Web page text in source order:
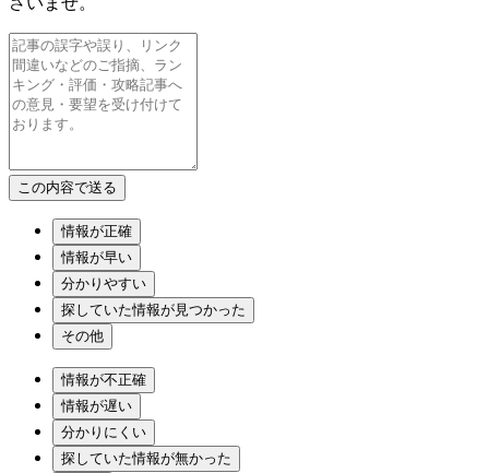
情報が正確
情報が早い
分かりやすい
探していた情報が見つかった
その他
情報が不正確
情報が遅い
分かりにくい
探していた情報が無かった